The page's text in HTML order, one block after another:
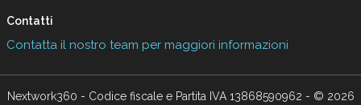
Contatti
Contatta il nostro team per maggiori informazioni
Nextwork360 - Codice fiscale e Partita IVA 13868590962 - © 2026